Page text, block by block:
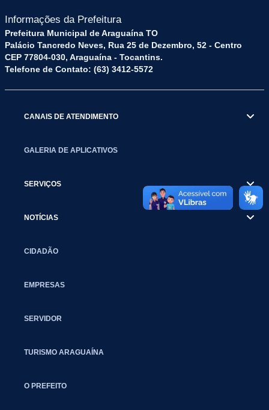
Informações da Prefeitura
Prefeitura Municipal de Araguaína TO
Palácio Tancredo Neves, Rua 25 de Dezembro, 52 - Centro
CEP 77804-030, Araguaína - Tocantins.
Telefone de Contato: (63) 3412-5572
CANAIS DE ATENDIMENTO
GALERIA DE APLICATIVOS
SERVIÇOS
NOTÍCIAS
CIDADÃO
EMPRESAS
SERVIDOR
TURISMO ARAGUAÍNA
O PREFEITO